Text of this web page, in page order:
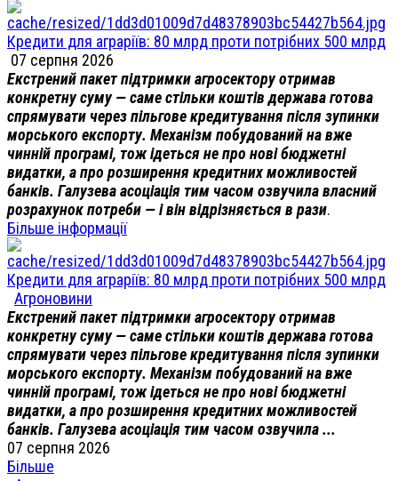
Кредити для аграріїв: 80 млрд проти потрібних 500 млрд
07 серпня 2026
Екстрений пакет підтримки агросектору отримав
конкретну суму — саме стільки коштів держава готова
спрямувати через пільгове кредитування після зупинки
морського експорту. Механізм побудований на вже
чинній програмі, тож ідеться не про нові бюджетні
видатки, а про розширення кредитних можливостей
банків. Галузева асоціація тим часом озвучила власний
розрахунок потреби — і він відрізняється в рази.
Більше інформації
Кредити для аграріїв: 80 млрд проти потрібних 500 млрд
Агроновини
Екстрений пакет підтримки агросектору отримав
конкретну суму — саме стільки коштів держава готова
спрямувати через пільгове кредитування після зупинки
морського експорту. Механізм побудований на вже
чинній програмі, тож ідеться не про нові бюджетні
видатки, а про розширення кредитних можливостей
банків. Галузева асоціація тим часом озвучила ...
07 серпня 2026
Більше